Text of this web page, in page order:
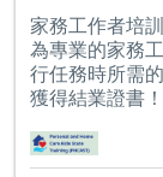
家務工作者培
為專業的家務
行任務時所需
獲得結業證書！